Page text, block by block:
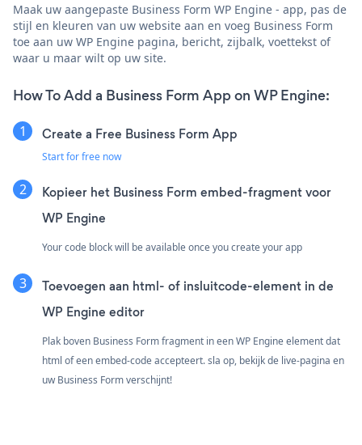
Maak uw aangepaste Business Form WP Engine - app, pas de
stijl en kleuren van uw website aan en voeg Business Form
toe aan uw WP Engine pagina, bericht, zijbalk, voettekst of
waar u maar wilt op uw site.
How To Add a Business Form App on WP Engine:
Create a Free Business Form App
Start for free now
Kopieer het Business Form embed-fragment voor
WP Engine
Your code block will be available once you create your app
Toevoegen aan html- of insluitcode-element in de
WP Engine editor
Plak boven Business Form fragment in een WP Engine element dat
html of een embed-code accepteert. sla op, bekijk de live-pagina en
uw Business Form verschijnt!